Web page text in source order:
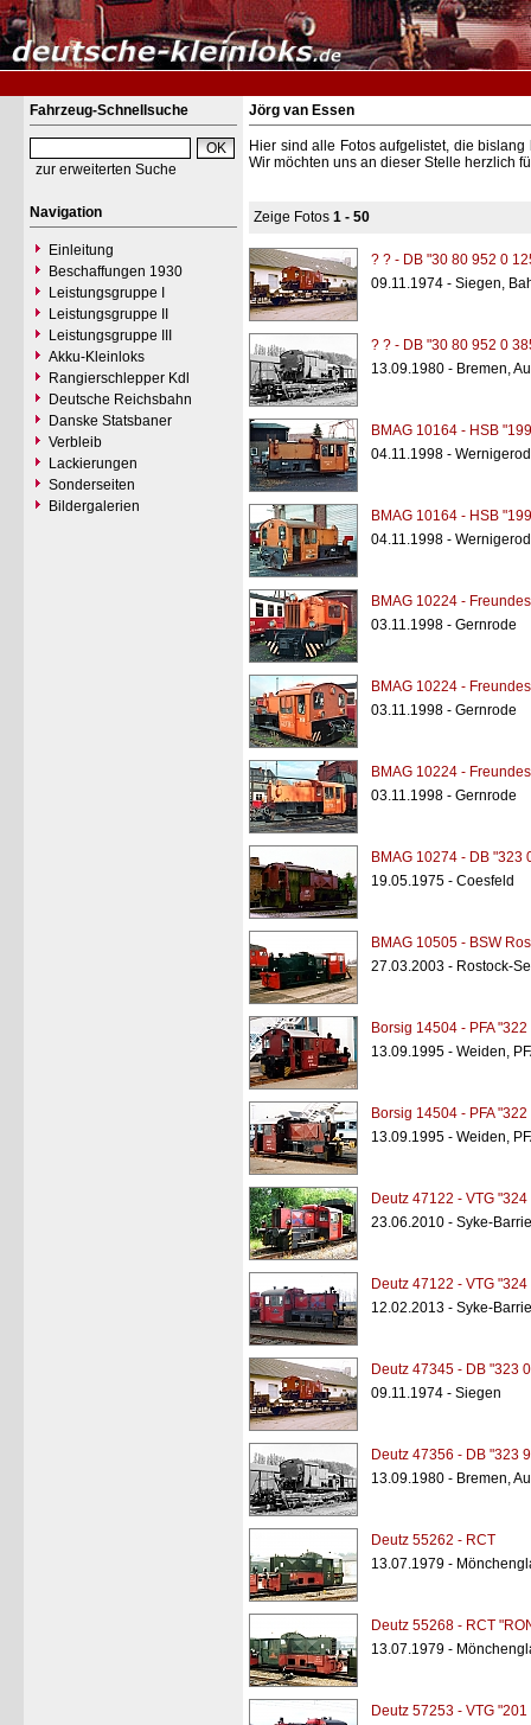
Fahrzeug-Schnellsuche
zur erweiterten Suche
Navigation
Einleitung
Beschaffungen 1930
Leistungsgruppe I
Leistungsgruppe II
Leistungsgruppe III
Akku-Kleinloks
Rangierschlepper Kdl
Deutsche Reichsbahn
Danske Statsbaner
Verbleib
Lackierungen
Sonderseiten
Bildergalerien
Jörg van Essen
Hier sind alle Fotos aufgelistet, die
Wir möchten uns an dieser Stelle herzlich
Zeige Fotos 1 - 50
? ? - DB "30 80 952 0
09.11.1974 - Siegen,
? ? - DB "30 80 952 0
13.09.1980 - Bremen,
BMAG 10164 - HSB
04.11.1998 -
BMAG 10164 - HSB
04.11.1998 -
BMAG 10224 -
03.11.1998 - Gernrode
BMAG 10224 -
03.11.1998 - Gernrode
BMAG 10224 -
03.11.1998 - Gernrode
BMAG 10274 - DB "323
19.05.1975 - Coesfeld
BMAG 10505 - BSW
27.03.2003 - Rostock-
Borsig 14504 - PFA
13.09.1995 - Weiden,
Borsig 14504 - PFA
13.09.1995 - Weiden,
Deutz 47122 - VTG
23.06.2010 - Syke-
Deutz 47122 - VTG
12.02.2013 - Syke-
Deutz 47345 - DB "323
09.11.1974 - Siegen
Deutz 47356 - DB "323
13.09.1980 - Bremen,
Deutz 55262 - RCT
13.07.1979 -
Deutz 55268 - RCT
13.07.1979 -
Deutz 57253 - VTG